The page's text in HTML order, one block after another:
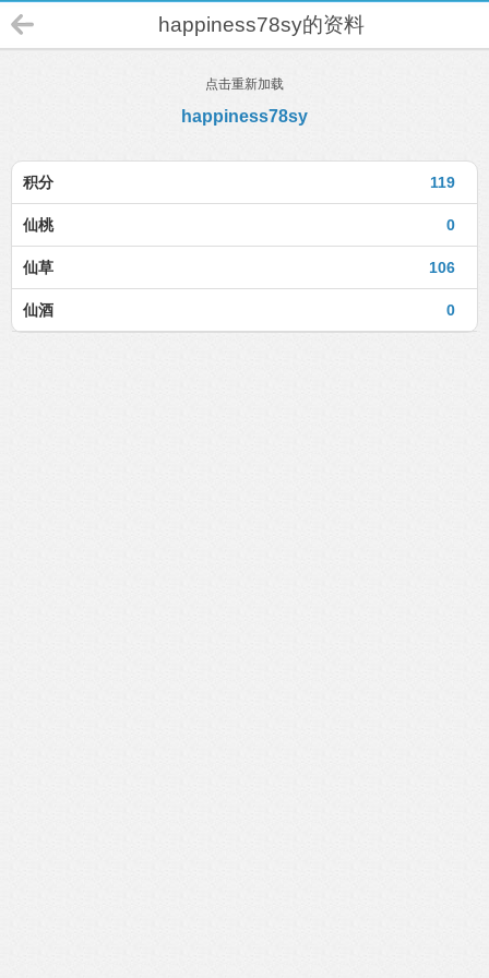
happiness78sy的资料
点击重新加载
happiness78sy
119
积分
0
仙桃
106
仙草
0
仙酒